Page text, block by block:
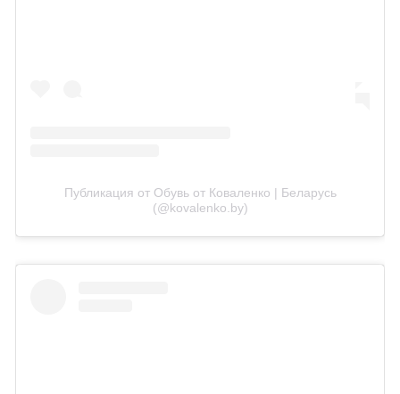
Публикация от Обувь от Коваленко | Беларусь
(@kovalenko.by)